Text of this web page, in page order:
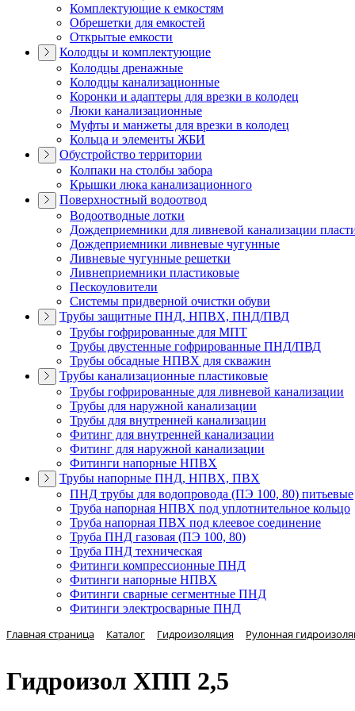
Комплектующие к емкостям
Обрешетки для емкостей
Открытые емкости
Колодцы и комплектующие
Колодцы дренажные
Колодцы канализационные
Коронки и адаптеры для врезки в колодец
Люки канализационные
Муфты и манжеты для врезки в колодец
Кольца и элементы ЖБИ
Обустройство территории
Колпаки на столбы забора
Крышки люка канализационного
Поверхностный водоотвод
Водоотводные лотки
Дождеприемники для ливневой канализации
Дождеприемники ливневые чугунные
Ливневые чугунные решетки
Ливнеприемники пластиковые
Пескоуловители
Системы придверной очистки обуви
Трубы защитные ПНД, НПВХ, ПНД/ПВД
Трубы гофрированные для МПТ
Трубы двустенные гофрированные ПНД/ПВД
Трубы обсадные НПВХ для скважин
Трубы канализационные пластиковые
Трубы гофрированные для ливневой канализации
Трубы для наружной канализации
Трубы для внутренней канализации
Фитинг для внутренней канализации
Фитинг для наружной канализации
Фитинги напорные НПВХ
Трубы напорные ПНД, НПВХ, ПВХ
ПНД трубы для водопровода (ПЭ 100, 80) питьевые
Труба напорная НПВХ под уплотнительное кольцо
Труба напорная ПВХ под клеевое соединение
Труба ПНД газовая (ПЭ 100, 80)
Труба ПНД техническая
Фитинги компрессионные ПНД
Фитинги напорные НПВХ
Фитинги сварные сегментные ПНД
Фитинги электросварные ПНД
Главная страница Каталог Гидроизоляция Рулонная
Гидроизол ХПП 2,5